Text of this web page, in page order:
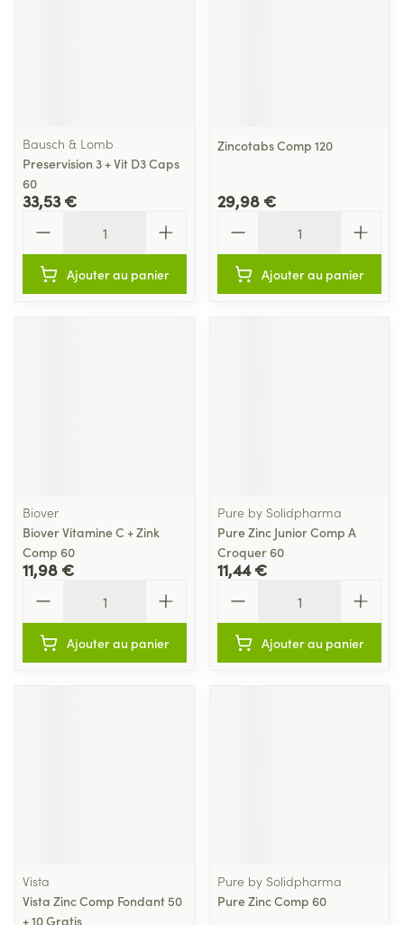
Bausch & Lomb
Preservision 3 + Vit D3 Caps
60
33,53 €
Ajouter au panier
Zincotabs Comp 120
29,98 €
Ajouter au panier
Biover
Biover Vitamine C + Zink
Comp 60
11,98 €
Ajouter au panier
Pure by Solidpharma
Pure Zinc Junior Comp A
Croquer 60
11,44 €
Ajouter au panier
Vista
Vista Zinc Comp Fondant 50
+ 10 Gratis
Pure by Solidpharma
Pure Zinc Comp 60